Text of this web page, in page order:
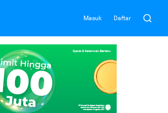
Masuk Daftar